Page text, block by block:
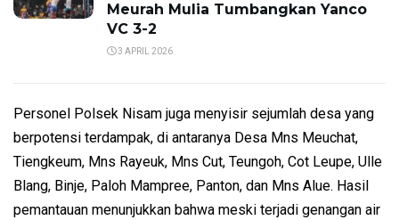
Meurah Mulia Tumbangkan Yanco
VC 3-2
3 APRIL 2026
Personel Polsek Nisam juga menyisir sejumlah desa yang
berpotensi terdampak, di antaranya Desa Mns Meuchat,
Tiengkeum, Mns Rayeuk, Mns Cut, Teungoh, Cot Leupe, Ulle
Blang, Binje, Paloh Mampree, Panton, dan Mns Alue. Hasil
pemantauan menunjukkan bahwa meski terjadi genangan air